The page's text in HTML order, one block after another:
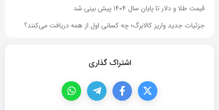
قیمت طلا و دلار تا پایان سال ۱۴۰۴ پیش بینی شد
جزئیات جدید واریز کالابرگ؛ چه کسانی اول از همه دریافت می‌کنند؟
اشتراک گذاری